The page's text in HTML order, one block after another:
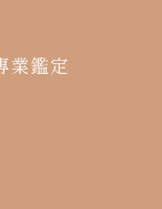
業鑑定